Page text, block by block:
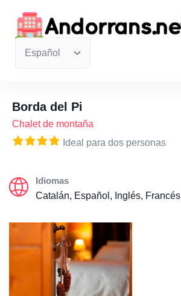
Borda del Pi
Chalet de montaña
Ideal para dos personas
Idiomas
Catalán, Español, Inglés, Francés